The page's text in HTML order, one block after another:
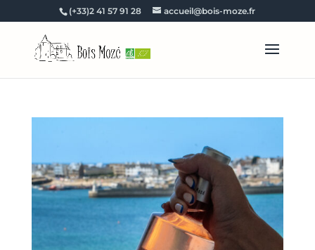
(+33)2 41 57 91 28 accueil@bois-moze.fr